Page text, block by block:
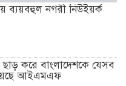
ব্যয়বহুল নগরী নিউইয়র্ক
ছাড় করে বাংলাদেশকে যেসব
আইএমএফ